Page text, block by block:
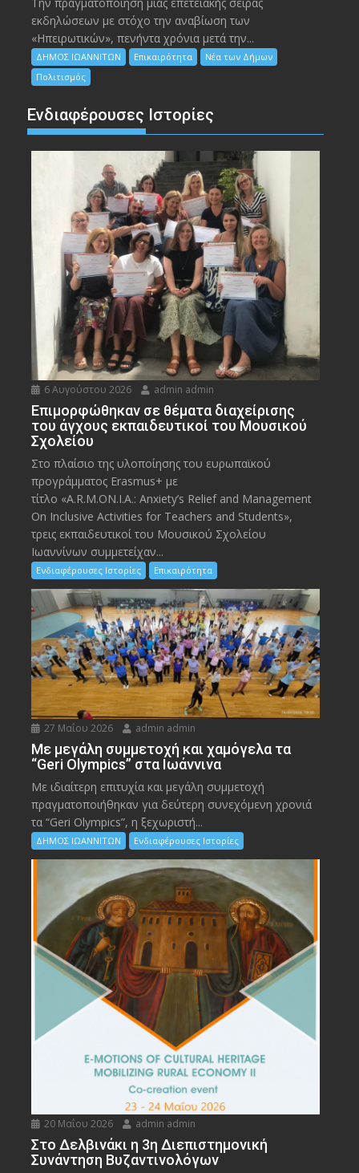
Την πραγματοποίηση μιας επετειακής σειράς
εκδηλώσεων με στόχο την αναβίωση των
«Ηπειρωτικών», πενήντα χρόνια μετά την...
ΔΗΜΟΣ ΙΩΑΝΝΙΤΩΝ Επικαιρότητα
Νέα των Δήμων
Πολιτισμός
Ενδιαφέρουσες Ιστορίες
6 Αυγούστου 2026 admin admin
Eπιμορφώθηκαν σε θέματα διαχείρισης
του άγχους εκπαιδευτικοί του Μουσικού
Σχολείου
Στο πλαίσιο της υλοποίησης του ευρωπαϊκού
προγράμματος Erasmus+ με
τίτλο «A.R.M.ON.I.A.: Anxiety’s Relief and Management
On Inclusive Activities for Teachers and Students»,
τρεις εκπαιδευτικοί του Μουσικού Σχολείου
Ιωαννίνων συμμετείχαν...
Ενδιαφέρουσες Ιστορίες Επικαιρότητα
27 Μαΐου 2026 admin admin
Με μεγάλη συμμετοχή και χαμόγελα τα
“Geri Olympics” στα Ιωάννινα
Με ιδιαίτερη επιτυχία και μεγάλη συμμετοχή
πραγματοποιήθηκαν για δεύτερη συνεχόμενη χρονιά
τα “Geri Olympics”, η ξεχωριστή...
ΔΗΜΟΣ ΙΩΑΝΝΙΤΩΝ Ενδιαφέρουσες Ιστορίες
20 Μαΐου 2026 admin admin
Στο Δελβινάκι η 3η Διεπιστημονική
Συνάντηση Βυζαντινολόγων